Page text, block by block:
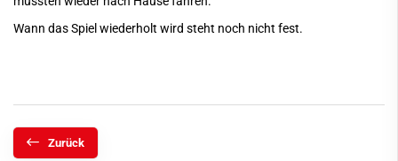
Wann das Spiel wiederholt wird steht noch nicht fest.
Zurück